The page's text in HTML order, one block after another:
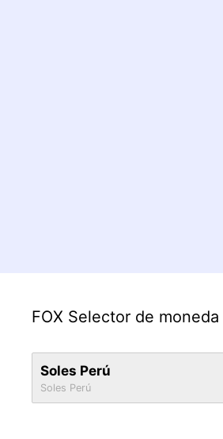
FOX Selector de moneda
Soles Perú
Soles Perú